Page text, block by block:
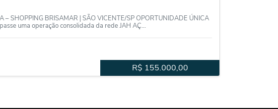
– SHOPPING BRISAMAR | SÃO VICENTE/SP OPORTUNIDADE ÚNICA
uma operação consolidada da rede JAH AÇ...
R$ 155.000,00